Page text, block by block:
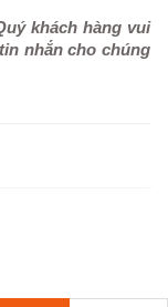
khách hàng vui
nhắn cho chúng